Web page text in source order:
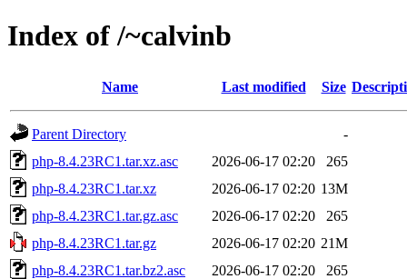
Index of /~calvinb
Name Last modified Size
Parent Directory
-
php-8.4.23RC1.tar.xz.asc
2026-06-17 02:20
265
php-8.4.23RC1.tar.xz
2026-06-17 02:20 13M
php-8.4.23RC1.tar.gz.asc
2026-06-17 02:20
265
php-8.4.23RC1.tar.gz
2026-06-17 02:20 21M
php-8.4.23RC1.tar.bz2.asc
2026-06-17 02:20
265